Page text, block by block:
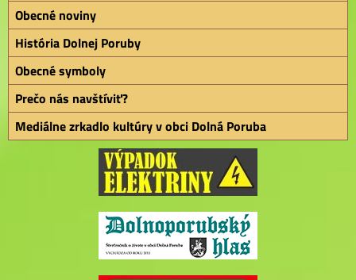
Obecné noviny
História Dolnej Poruby
Obecné symboly
Prečo nás navštíviť?
Mediálne zrkadlo kultúry v obci Dolná Poruba